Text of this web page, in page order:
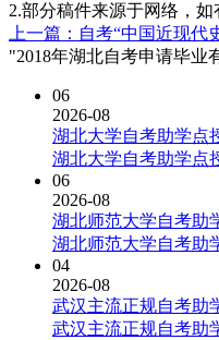
2.部分稿件来源于网络，
上一篇：自考“中国近现
"2018年湖北自考申请毕业
06
2026-08
湖北大学自考助学点
湖北大学自考助学点
06
2026-08
湖北师范大学自考助
湖北师范大学自考助
04
2026-08
武汉主流正规自考助
武汉主流正规自考助